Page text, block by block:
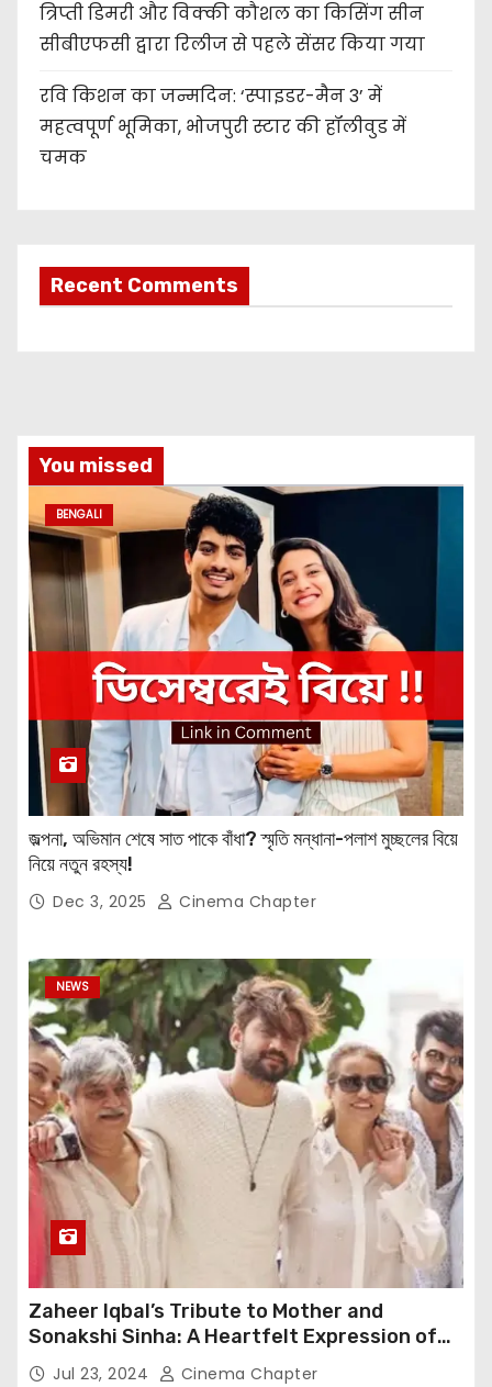
त्रिप्ती डिमरी और विक्की कौशल का किसिंग सीन
सीबीएफसी द्वारा रिलीज से पहले सेंसर किया गया
रवि किशन का जन्मदिन: ‘स्पाइडर-मैन 3’ में
महत्वपूर्ण भूमिका, भोजपुरी स्टार की हॉलीवुड में
चमक
Recent Comments
You missed
BENGALI
জল্পনা, অভিমান শেষে সাত পাকে বাঁধা? স্মৃতি মন্ধানা-পলাশ মুচ্ছলের বিয়ে
নিয়ে নতুন রহস্য!
Dec 3, 2025 Cinema Chapter
NEWS
Zaheer Iqbal’s Tribute to Mother and
Sonakshi Sinha: A Heartfelt Expression of
Gratitude
Jul 23, 2024 Cinema Chapter